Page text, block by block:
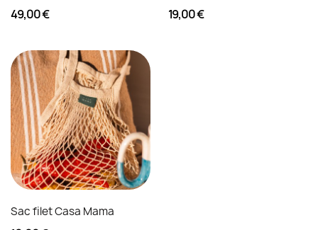
49,00 € 19,00 €
Sac filet Casa Mama